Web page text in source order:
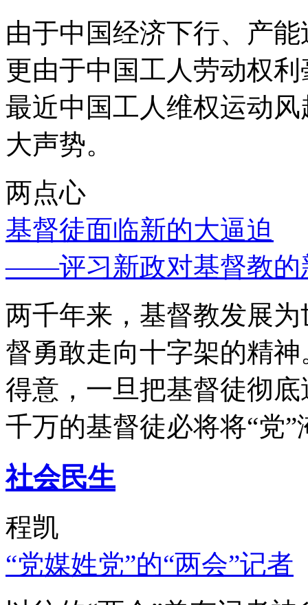
由于中国经济下行、产
更由于中国工人劳动权
最近中国工人维权运动
大声势。
两点心
基督徒面临新的大逼迫
——评习新政对基督教的
两千年来，基督教发展
督勇敢走向十字架的精
得意，一旦把基督徒彻
千万的基督徒必将将“党”
社会民生
程凯
“党媒姓党”的“两会”记者